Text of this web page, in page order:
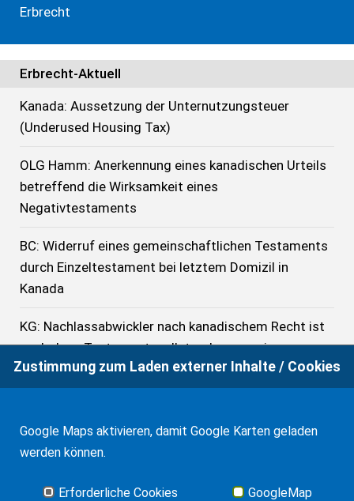
Erbrecht
Erbrecht-Aktuell
Kanada: Aussetzung der Unternutzungsteuer
(Underused Housing Tax)
OLG Hamm: Anerkennung eines kanadischen Urteils
betreffend die Wirksamkeit eines
Negativtestaments
BC: Widerruf eines gemeinschaftlichen Testaments
durch Einzeltestament bei letztem Domizil in
Kanada
KG: Nachlassabwickler nach kanadischem Recht ist
auch denn Testamentsvollstreckerzeugnis zu
erteilen, wenn er alleiniger Begünstigter ist
Nachlassvermögen in Deutschland
Übereinkommen
Zustimmung zum Laden externer Inhalte / Cookies
Google Maps aktivieren, damit Google Karten geladen
werden können.
Erforderliche Cookies GoogleMap